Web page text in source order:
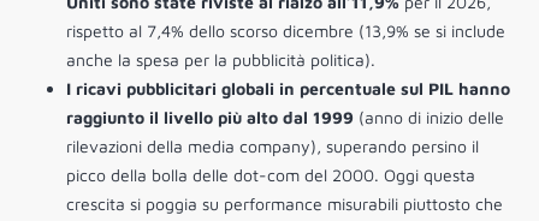
rispetto al 7,4% dello scorso dicembre (13,9% se si include
anche la spesa per la pubblicità politica).
I ricavi pubblicitari globali in percentuale sul PIL hanno
raggiunto il livello più alto dal 1999 (anno di inizio delle
rilevazioni della media company), superando persino il
picco della bolla delle dot-com del 2000. Oggi questa
crescita si poggia su performance misurabili piuttosto che